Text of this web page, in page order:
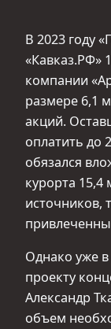
В 2023 году
«Кавказ.РФ»
компании
размере 6,1
акций.
оплатить до
обязался
курорта
источников,
Однако уже в
проекту
Александр
объем